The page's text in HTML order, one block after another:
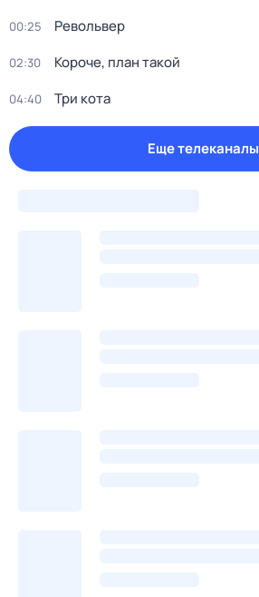
00:25 Револьвер
02:30 Короче, план такой
04:40 Три кота
Еще телеканалы